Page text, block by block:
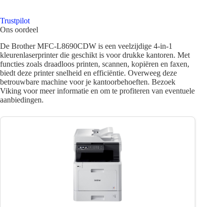
Trustpilot
Ons oordeel
De Brother MFC-L8690CDW is een veelzijdige 4-in-1
kleurenlaserprinter die geschikt is voor drukke kantoren. Met
functies zoals draadloos printen, scannen, kopiëren en faxen,
biedt deze printer snelheid en efficiëntie. Overweeg deze
betrouwbare machine voor je kantoorbehoeften. Bezoek
Viking voor meer informatie en om te profiteren van eventuele
aanbiedingen.